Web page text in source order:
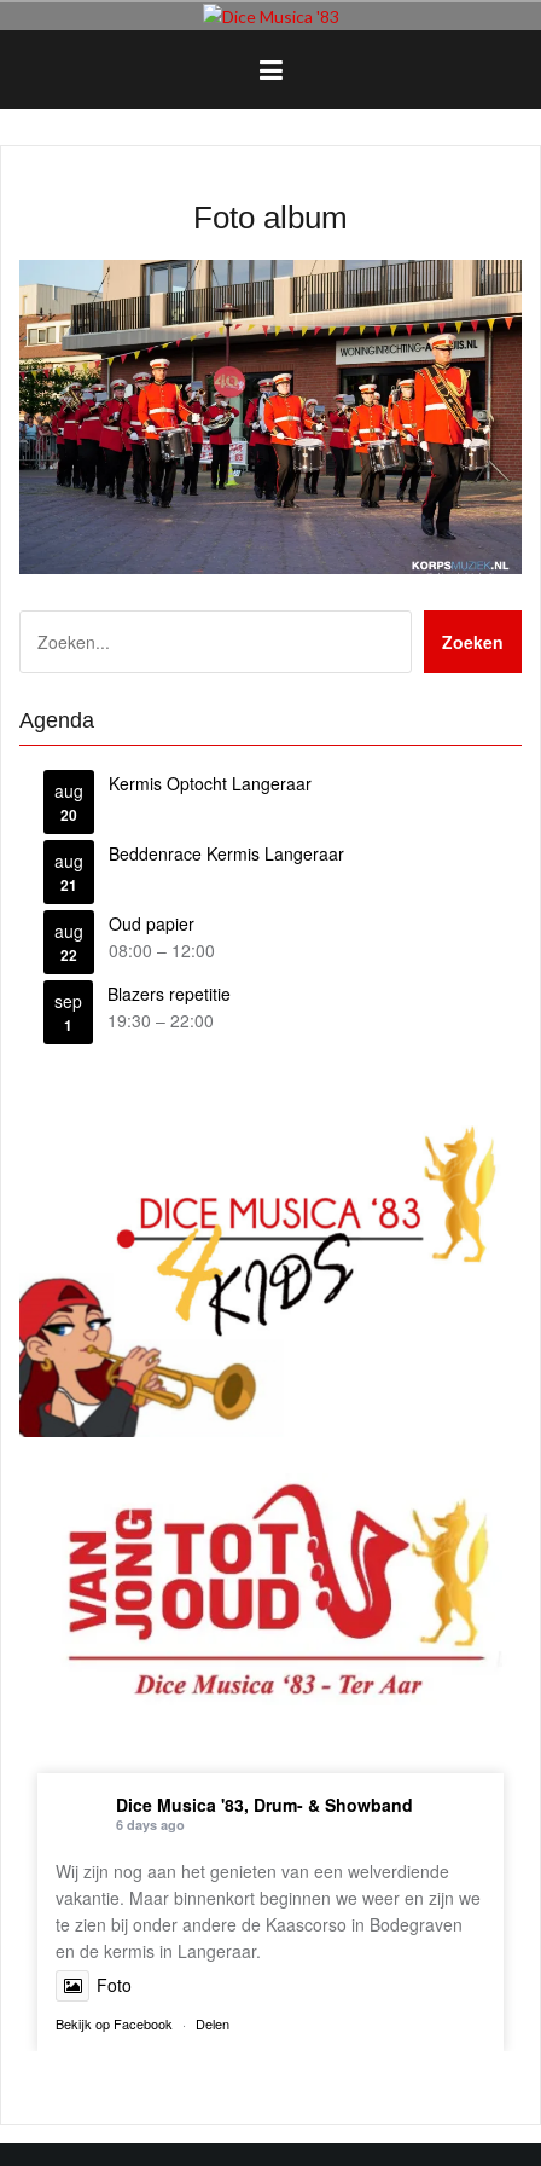
Foto album
Zoeken
Agenda
aug
20
Kermis Optocht Langeraar
aug
21
Beddenrace Kermis Langeraar
aug
22
Oud papier
08:00 – 12:00
sep
1
Blazers repetitie
19:30 – 22:00
Dice Musica '83, Drum- & Showband
6 days ago
Wij zijn nog aan het genieten van een welverdiende
vakantie. Maar binnenkort beginnen we weer en zijn we
te zien bij onder andere de Kaascorso in Bodegraven
en de kermis in Langeraar.
Foto
Bekijk op Facebook · Delen